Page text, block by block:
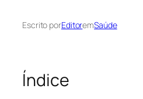
Escrito porEditoremSaúde
Índice